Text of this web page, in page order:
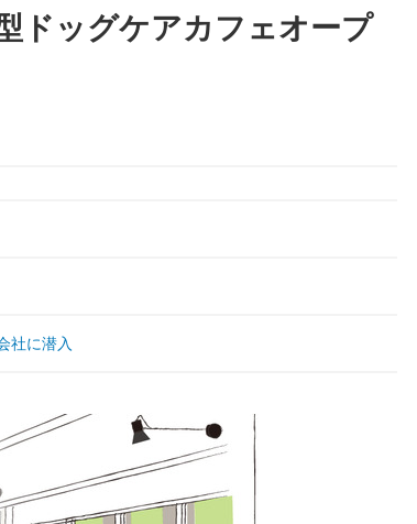
ドッグケアカフェオープ
社に潜入